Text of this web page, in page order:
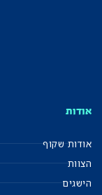
אודות
אודות שקוף
הצוות
הישגים